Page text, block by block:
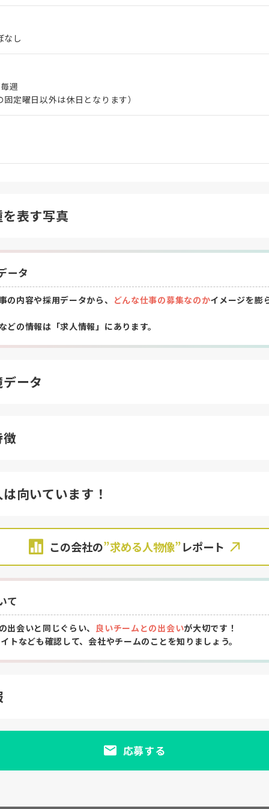
なし
週
定曜日以外は休日となります）
表す写真
ータ
の内容や採用データから、 どんな仕事の募集なのかイメージを膨
どの情報は「求人情報」にあります。
ータ
向いています！
この会社の”求める人物像”レポート
て
出会いと同じぐらい、 良いチームとの出会いが大切です！
トなども確認して、会社やチームのことを知りましょう。
応募する